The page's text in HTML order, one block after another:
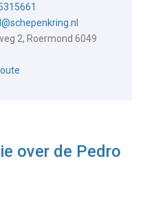
2, Roermond 6049
over de Pedro